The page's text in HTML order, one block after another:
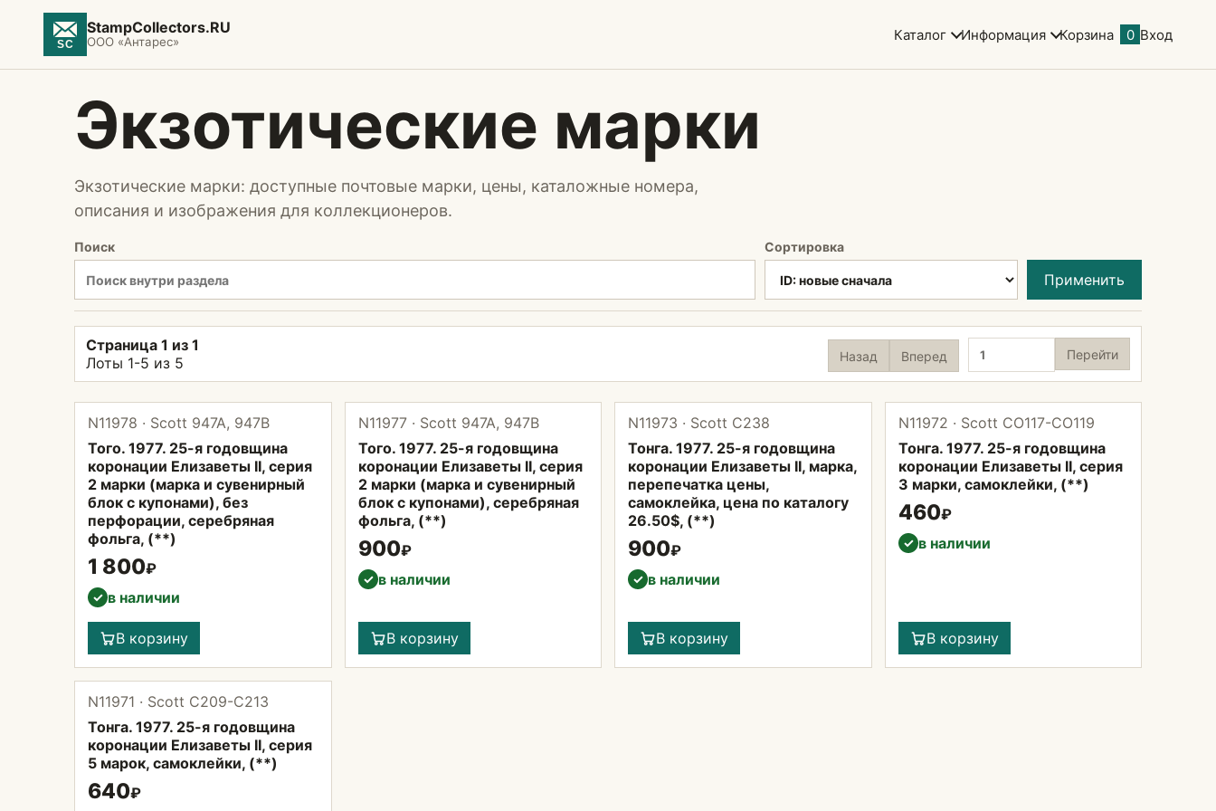
StampCollectors.RU
ООО «Антарес» Каталог Информация Корзина 0 Вход
Экзотические марки
Экзотические марки: доступные почтовые марки, цены, каталожные номера,
описания и изображения для коллекционеров.
Поиск Сортировка
Применить
Страница 1 из 1
Лоты 1-5 из 5
Назад Вперед Перейти
N11978 · Scott 947A, 947B
Того. 1977. 25-я годовщина
коронации Елизаветы II, серия
2 марки (марка и сувенирный
блок с купонами), без
перфорации, серебряная
фольга, (**)
1 800₽
✓ в наличии
В корзину
N11977 · Scott 947A, 947B
Того. 1977. 25-я годовщина
коронации Елизаветы II, серия
2 марки (марка и сувенирный
блок с купонами), серебряная
фольга, (**)
900₽
✓ в наличии
В корзину
N11973 · Scott С238
Тонга. 1977. 25-я годовщина
коронации Елизаветы II, марка,
перепечатка цены,
самоклейка, цена по каталогу
26.50$, (**)
900₽
✓ в наличии
В корзину
N11972 · Scott CO117-CO119
Тонга. 1977. 25-я годовщина
коронации Елизаветы II, серия
3 марки, самоклейки, (**)
460₽
✓ в наличии
В корзину
N11971 · Scott C209-C213
Тонга. 1977. 25-я годовщина
коронации Елизаветы II, серия
5 марок, самоклейки, (**)
640₽